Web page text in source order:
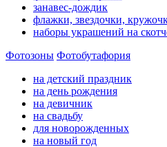
занавес-дождик
флажки, звездочки,
наборы украшений на
Фотозоны Фотобутафория
на детский праздник
на день рождения
на девичник
на свадьбу
для новорожденных
на новый год